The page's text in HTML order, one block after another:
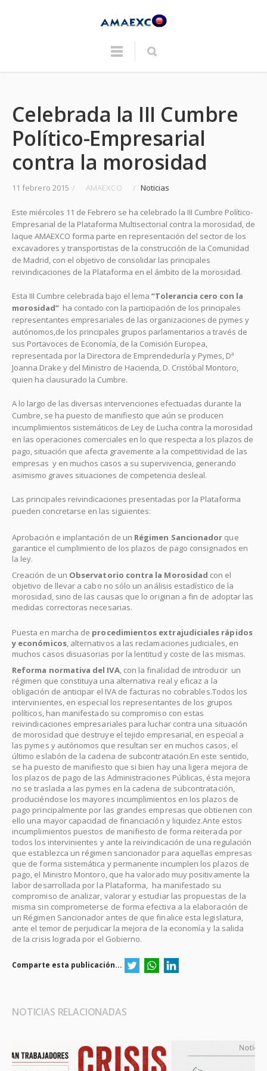
Celebrada la III Cumbre
Político-Empresarial
contra la morosidad
11 febrero 2015 / AMAEXCO / Noticias
Este miércoles 11 de Febrero se ha celebrado la III Cumbre Político-
Empresarial de la Plataforma Multisectorial contra la morosidad, de
laque AMAEXCO forma parte en representación del sector de los
excavadores y transportistas de la construcción de la Comunidad
de Madrid, con el objetivo de consolidar las principales
reivindicaciones de la Plataforma en el ámbito de la morosidad.
Esta III Cumbre celebrada bajo el lema “Tolerancia cero con la
morosidad” ha contado con la participación de los principales
representantes empresariales de las organizaciones de pymes y
autónomos,de los principales grupos parlamentarios a través de
sus Portavoces de Economía, de la Comisión Europea,
representada por la Directora de Emprendeduría y Pymes, Dª
Joanna Drake y del Ministro de Hacienda, D. Cristóbal Montoro,
quien ha clausurado la Cumbre.
A lo largo de las diversas intervenciones efectuadas durante la
Cumbre, se ha puesto de manifiesto que aún se producen
incumplimientos sistemáticos de Ley de Lucha contra la morosidad
en las operaciones comerciales en lo que respecta a los plazos de
pago, situación que afecta gravemente a la competitividad de las
empresas y en muchos casos a su supervivencia, generando
asimismo graves situaciones de competencia desleal.
Las principales reivindicaciones presentadas por la Plataforma
pueden concretarse en las siguientes:
Aprobación e implantación de un Régimen Sancionador que
garantice el cumplimiento de los plazos de pago consignados en
la ley.
Creación de un Observatorio contra la Morosidad con el
objetivo de llevar a cabo no sólo un análisis estadístico de la
morosidad, sino de las causas que lo originan a fin de adoptar las
medidas correctoras necesarias.
Puesta en marcha de procedimientos extrajudiciales rápidos
y económicos, alternativos a las reclamaciones judiciales, en
muchos casos disuasorias por la lentitud y coste de las mismas.
Reforma normativa del IVA, con la finalidad de introducir un
régimen que constituya una alternativa real y eficaz a la
obligación de anticipar el IVA de facturas no cobrables.Todos los
intervinientes, en especial los representantes de los grupos
políticos, han manifestado su compromiso con estas
reivindicaciones empresariales para luchar contra una situación
de morosidad que destruye el tejido empresarial, en especial a
las pymes y autónomos que resultan ser en muchos casos, el
último eslabón de la cadena de subcontratación.En este sentido,
se ha puesto de manifiesto que si bien hay una ligera mejora de
los plazos de pago de las Administraciones Públicas, ésta mejora
no se traslada a las pymes en la cadena de subcontratación,
produciéndose los mayores incumplimientos en los plazos de
pago principalmente por las grandes empresas que obtienen con
ello una mayor capacidad de financiación y liquidez.Ante estos
incumplimientos puestos de manifiesto de forma reiterada por
todos los intervinientes y ante la reivindicación de una regulación
que establezca un régimen sancionador para aquellas empresas
que de forma sistemática y permanente incumplen los plazos de
pago, el Ministro Montoro, que ha valorado muy positivamente la
labor desarrollada por la Plataforma, ha manifestado su
compromiso de analizar, valorar y estudiar las propuestas de la
misma sin comprometerse de forma efectiva a la elaboración de
un Régimen Sancionador antes de que finalice esta legislatura,
ante el temor de perjudicar la mejora de la economía y la salida
de la crisis lograda por el Gobierno.
Comparte esta publicación...
NOTICIAS RELACIONADAS